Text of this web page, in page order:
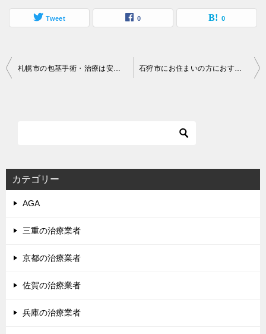
Tweet 0 0
投
シ
ョ
札幌市の包茎手術・治療は安い料金のがおすすめ？口コミや評判な 石狩市にお住まいの方におすすめの包茎手術（包茎手術）クリニックは？料金相場・口コミや評判
カテゴリー
AGA
三重の治療業者
京都の治療業者
佐賀の治療業者
兵庫の治療業者